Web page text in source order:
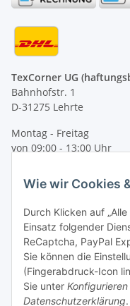
TexCorner UG
Bahnhofstr. 1
D-31275 Lehrte
Montag - Freitag
von 09:00 - 13:00 Uhr
Tel: +49 (0) 5132 8230689
E-Mail:
Wie wir Cookies
Durch Klicken auf
Einsatz folgender
ReCaptcha, PayPal
Sie können die
(Fingerabdruck-Icon
Sie unter Konfigurieren
Datenschutzerklärung.